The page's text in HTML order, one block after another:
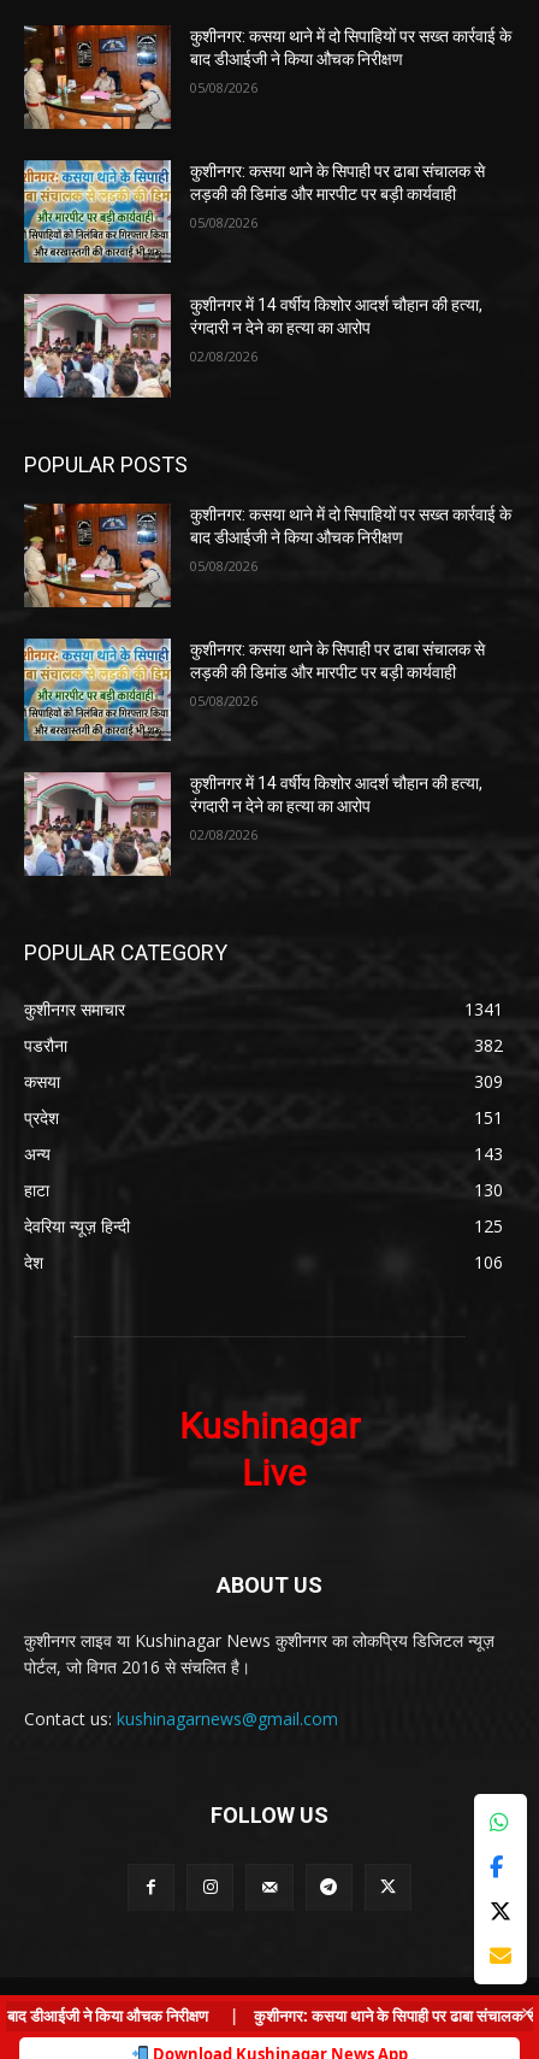
कुशीनगर: कसया थाने में दो सिपाहियों पर सख्त कार्रवाई के
बाद डीआईजी ने किया औचक निरीक्षण
05/08/2026
कुशीनगर: कसया थाने के सिपाही पर ढाबा संचालक से
लड़की की डिमांड और मारपीट पर बड़ी कार्यवाही
05/08/2026
कुशीनगर में 14 वर्षीय किशोर आदर्श चौहान की हत्या,
रंगदारी न देने का हत्या का आरोप
02/08/2026
POPULAR POSTS
कुशीनगर: कसया थाने में दो सिपाहियों पर सख्त कार्रवाई के
बाद डीआईजी ने किया औचक निरीक्षण
05/08/2026
कुशीनगर: कसया थाने के सिपाही पर ढाबा संचालक से
लड़की की डिमांड और मारपीट पर बड़ी कार्यवाही
05/08/2026
कुशीनगर में 14 वर्षीय किशोर आदर्श चौहान की हत्या,
रंगदारी न देने का हत्या का आरोप
02/08/2026
POPULAR CATEGORY
कुशीनगर समाचार
1341
पडरौना
382
कसया
309
प्रदेश
151
अन्य
143
हाटा
130
देवरिया न्यूज़ हिन्दी
125
देश
106
ABOUT US
कुशीनगर लाइव या Kushinagar News कुशीनगर का लोकप्रिय डिजिटल न्यूज़
पोर्टल, जो विगत 2016 से संचलित है।
Contact us: kushinagarnews@gmail.com
FOLLOW US
© Kushinagar Live - 2022
Home About us Privacy Policy Contact us
×
डीआईजी ने किया औचक निरीक्षण |
कुशीनगर: कसया थाने के सिपाही पर ढाबा संचालक से
Download Kushinagar News App